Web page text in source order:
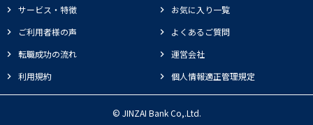
サービス・特徴
お気に入り一覧
ご利用者様の声
よくあるご質問
転職成功の流れ
運営会社
利用規約
個人情報適正管理規定
© JINZAI Bank Co,.Ltd.